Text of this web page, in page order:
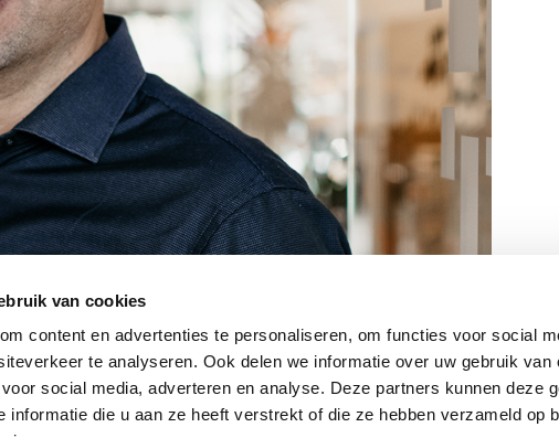
van cookies
content en advertenties te personaliseren, om functies voor social
te analyseren. Ook delen we informatie over uw gebruik van
social media, adverteren en analyse. Deze partners kunnen deze
informatie die u aan ze heeft verstrekt of die ze hebben verzameld op